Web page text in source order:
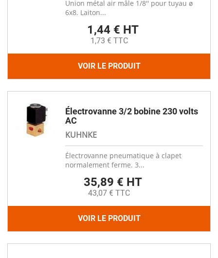
Union métal air mâle 1/8'' pour tuyau ø
6x8. Laiton...
1,44 € HT
1,73 € TTC
VOIR LE PRODUIT
Électrovanne 3/2 bobine 230 volts
AC
KUHNKE
Électrovanne pneumatique à clapet
normalement ferme. 3...
35,89 € HT
43,07 € TTC
VOIR LE PRODUIT